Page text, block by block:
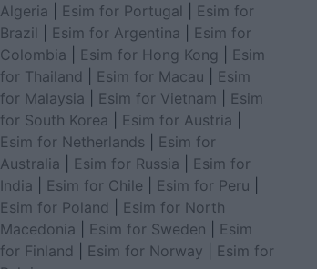
Algeria
Esim for Portugal
Esim for
Brazil
Esim for Argentina
Esim for
Colombia
Esim for Hong Kong
Esim
for Thailand
Esim for Macau
Esim
for Malaysia
Esim for Vietnam
Esim
for South Korea
Esim for Austria
Esim for Netherlands
Esim for
Australia
Esim for Russia
Esim for
India
Esim for Chile Esim for Peru
Esim for Poland
Esim for North
Macedonia
Esim for Sweden
Esim
for Finland
Esim for Norway
Esim for